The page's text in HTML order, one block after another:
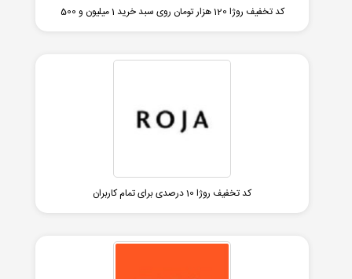
کد تخفیف روژا 120 هزار تومان روی سبد خرید 1 میلیون و 500
کد تخفیف روژا 10 درصدی برای تمام کاربران